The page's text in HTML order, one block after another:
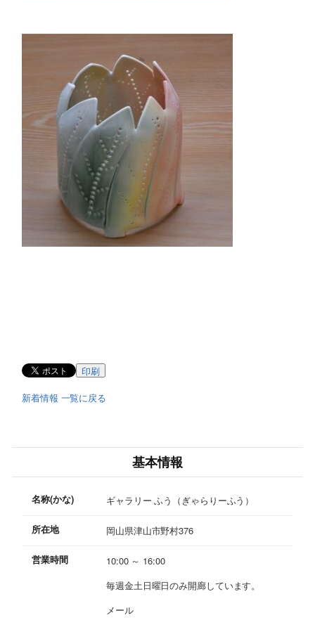
印刷
新着情報 一覧に戻る
基本情報
名称(かな) ギャラリー ふう（ぎゃらりーふう）
所在地 岡山県津山市野村376
営業時間
10:00 ～ 16:00
毎週金土日曜日のみ開廊しています。
メール